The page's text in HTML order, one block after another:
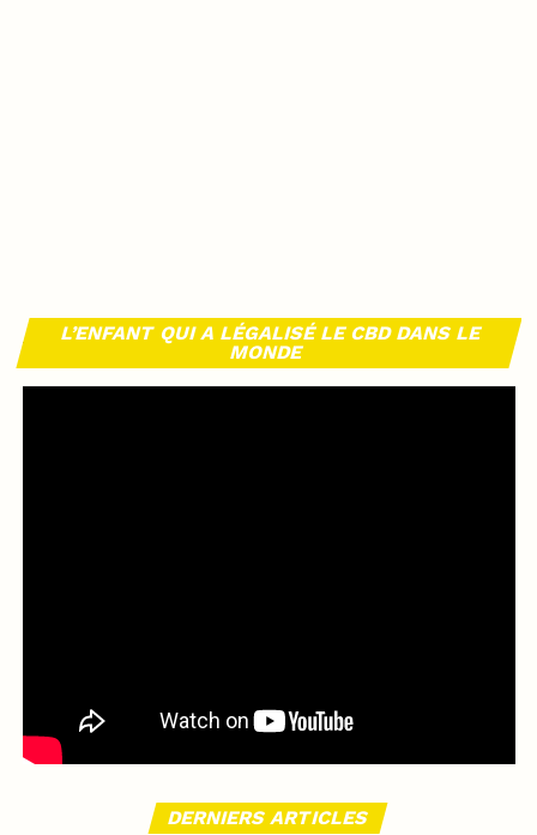
L’ENFANT QUI A LÉGALISÉ LE CBD DANS LE
MONDE
DERNIERS ARTICLES